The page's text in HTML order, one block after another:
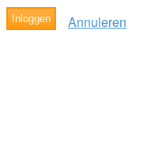
Annuleren